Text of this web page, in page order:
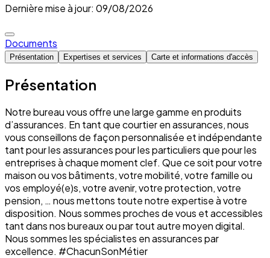
Dernière mise à jour: 09/08/2026
Documents
Présentation Expertises et services Carte et informations d'accès
Présentation
Notre bureau vous offre une large gamme en produits
d’assurances. En tant que courtier en assurances, nous
vous conseillons de façon personnalisée et indépendante
tant pour les assurances pour les particuliers que pour les
entreprises à chaque moment clef. Que ce soit pour votre
maison ou vos bâtiments, votre mobilité, votre famille ou
vos employé(e)s, votre avenir, votre protection, votre
pension, … nous mettons toute notre expertise à votre
disposition. Nous sommes proches de vous et accessibles
tant dans nos bureaux ou par tout autre moyen digital.
Nous sommes les spécialistes en assurances par
excellence. #ChacunSonMétier